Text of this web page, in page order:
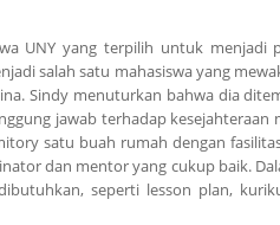
UNY yang terpilih untuk
salah satu mahasiswa yang
Sindy menuturkan bahwa dia
jawab terhadap
satu buah rumah dengan
dan mentor yang cukup baik.
seperti lesson plan,